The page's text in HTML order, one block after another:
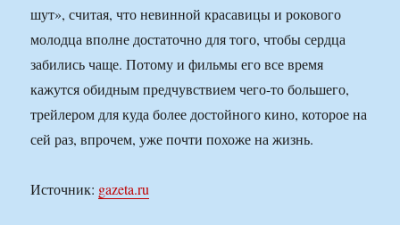
шут», считая, что невинной красавицы и рокового
молодца вполне достаточно для того, чтобы сердца
забились чаще. Потому и фильмы его все время
кажутся обидным предчувствием чего-то большего,
трейлером для куда более достойного кино, которое на
сей раз, впрочем, уже почти похоже на жизнь.
Источник: gazeta.ru